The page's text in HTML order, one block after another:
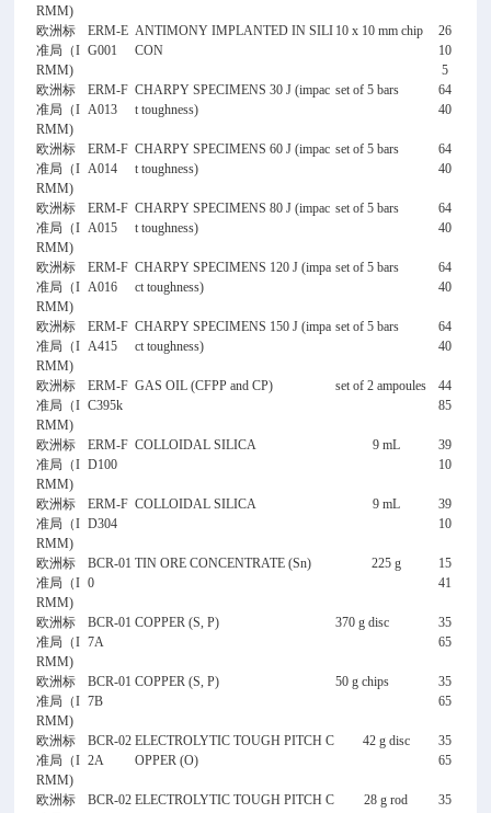
RMM)
欧洲标
准局（I
RMM)
ERM-E
G001
ANTIMONY IMPLANTED IN SILI
CON
10 x 10 mm chip
26
10
5
欧洲标
准局（I
RMM)
ERM-F
A013
CHARPY SPECIMENS 30 J (impac
t toughness)
set of 5 bars
64
40
欧洲标
准局（I
RMM)
ERM-F
A014
CHARPY SPECIMENS 60 J (impac
t toughness)
set of 5 bars
64
40
欧洲标
准局（I
RMM)
ERM-F
A015
CHARPY SPECIMENS 80 J (impac
t toughness)
set of 5 bars
64
40
欧洲标
准局（I
RMM)
ERM-F
A016
CHARPY SPECIMENS 120 J (impa
ct toughness)
set of 5 bars
64
40
欧洲标
准局（I
RMM)
ERM-F
A415
CHARPY SPECIMENS 150 J (impa
ct toughness)
set of 5 bars
64
40
欧洲标
准局（I
RMM)
ERM-F
C395k
GAS OIL (CFPP and CP) set of 2 ampoules
44
85
欧洲标
准局（I
RMM)
ERM-F
D100
COLLOIDAL SILICA 9 mL
39
10
欧洲标
准局（I
RMM)
ERM-F
D304
COLLOIDAL SILICA 9 mL
39
10
欧洲标
准局（I
RMM)
BCR-01
0
TIN ORE CONCENTRATE (Sn) 225 g
15
41
欧洲标
准局（I
RMM)
BCR-01
7A
COPPER (S, P) 370 g disc
35
65
欧洲标
准局（I
RMM)
BCR-01
7B
COPPER (S, P) 50 g chips
35
65
欧洲标
准局（I
RMM)
BCR-02
2A
ELECTROLYTIC TOUGH PITCH C
OPPER (O)
42 g disc
35
65
欧洲标
BCR-02 ELECTROLYTIC TOUGH PITCH C
28 g rod
35